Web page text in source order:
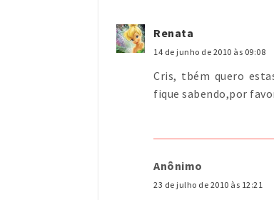
Renata
14 de junho de 2010 às 09:08
Cris, tbém quero
fique sabendo,por
Anônimo
23 de julho de 2010 às 12:21